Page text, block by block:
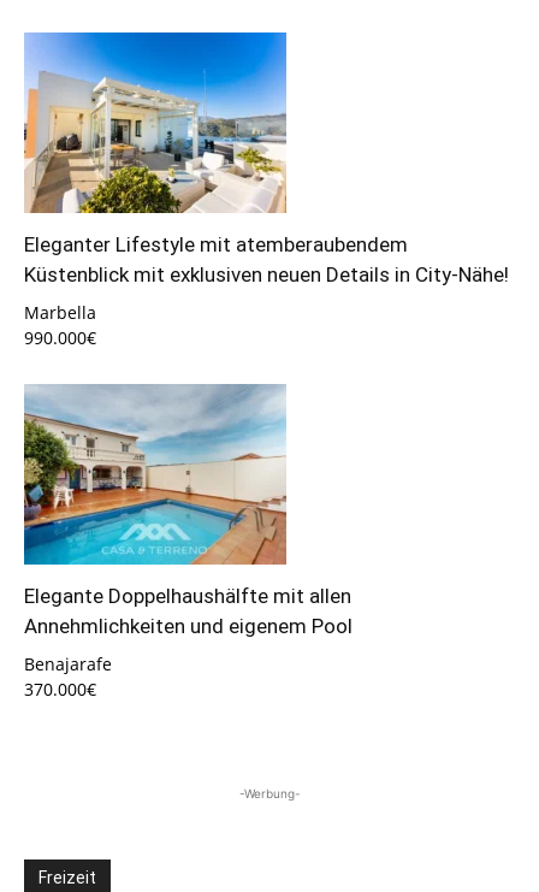
Eleganter Lifestyle mit atemberaubendem
Küstenblick mit exklusiven neuen Details in City-Nähe!
Marbella
990.000€
Elegante Doppelhaushälfte mit allen
Annehmlichkeiten und eigenem Pool
Benajarafe
370.000€
-Werbung-
Freizeit